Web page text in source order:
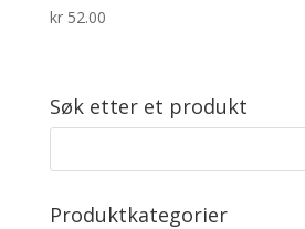
kr52.00
Søk etter et produkt
Produktkategorier